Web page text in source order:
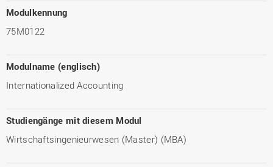
Modulkennung
75M0122
Modulname (englisch)
Internationalized Accounting
Studiengänge mit diesem Modul
Wirtschaftsingenieurwesen (Master) (MBA)